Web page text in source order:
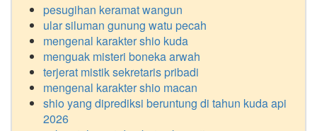
pesugihan keramat wangun
ular siluman gunung watu pecah
mengenal karakter shio kuda
menguak misteri boneka arwah
terjerat mistik sekretaris pribadi
mengenal karakter shio macan
shio yang diprediksi beruntung di tahun kuda api
2026